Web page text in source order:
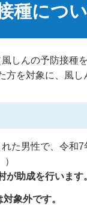
種につ
しんの予防接種
を対象に、風し
た男性で、令和
助成を行います
象外です。